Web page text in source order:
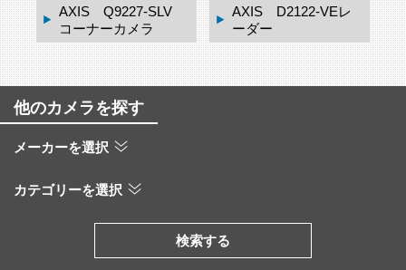
AXIS Q9227-SLV
コーナーカメラ
AXIS D2122-VEレ
ーダー
他のカメラを探す
メーカーを選択
カテゴリーを選択
検索する